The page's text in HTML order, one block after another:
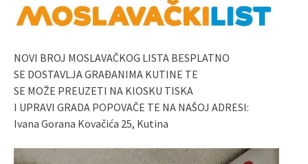
NOVI BROJ MOSLAVAČKOG LISTA BESPLATNO
SE DOSTAVLJA GRAĐANIMA KUTINE TE
SE MOŽE PREUZETI NA KIOSKU TISKA
I UPRAVI GRADA POPOVAČE TE NA NAŠOJ ADRESI:
Ivana Gorana Kovačića 25, Kutina